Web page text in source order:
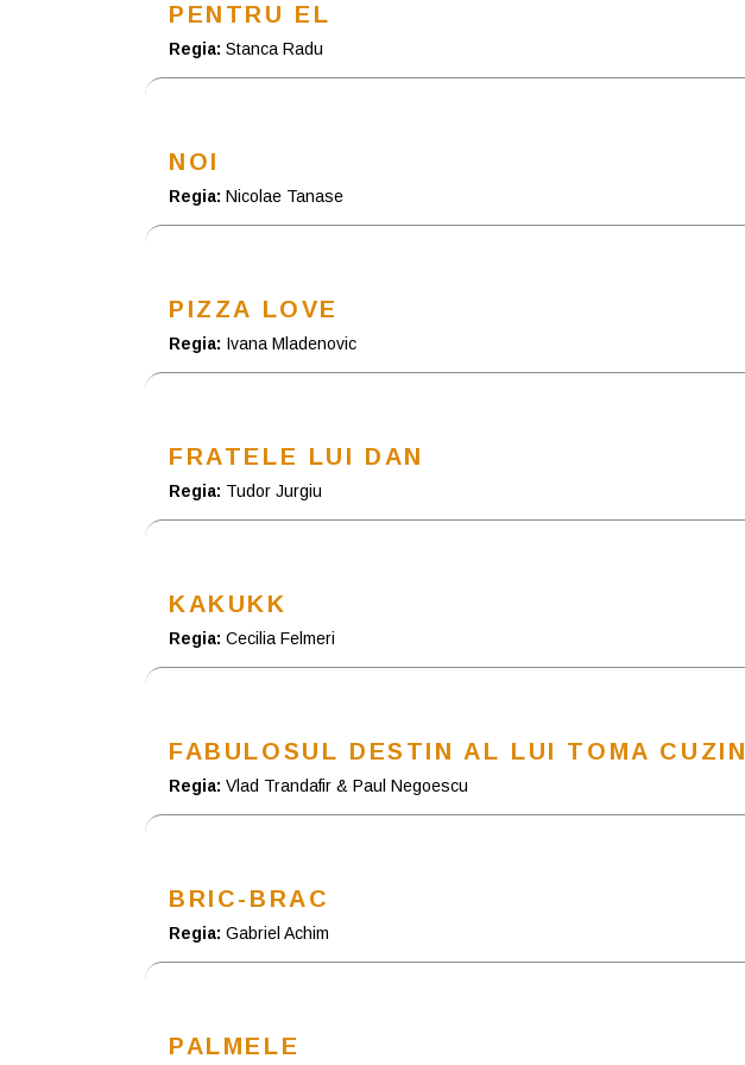
PENTRU EL
Regia: Stanca Radu
NOI
Regia: Nicolae Tanase
PIZZA LOVE
Regia: Ivana Mladenovic
FRATELE LUI DAN
Regia: Tudor Jurgiu
KAKUKK
Regia: Cecilia Felmeri
FABULOSUL DESTIN AL LUI TOMA CUZIN
Regia: Vlad Trandafir & Paul Negoescu
BRIC-BRAC
Regia: Gabriel Achim
PALMELE